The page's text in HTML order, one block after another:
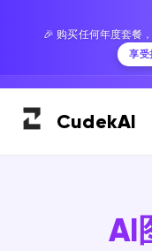
🎉 购买任何年度套餐
享受
CudekAI
AI